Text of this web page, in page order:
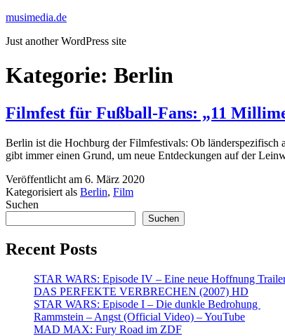
Zum
springen
musimedia.de
Just another WordPress site
Kategorie: Berlin
Filmfest für Fußball-Fans: „11
Berlin ist die Hochburg der Filmfestivals: Ob länderspezifisch
gibt immer einen Grund, um neue Entdeckungen auf der
Veröffentlicht am 6. März 2020
Kategorisiert als Berlin, Film
Suchen
Suchen
Recent Posts
STAR WARS: Episode IV – Eine neue Hoffnung
DAS PERFEKTE VERBRECHEN (2007) HD
STAR WARS: Episode I – Die dunkle Bedrohung
Rammstein – Angst (Official Video) – YouTube
MAD MAX: Fury Road im ZDF